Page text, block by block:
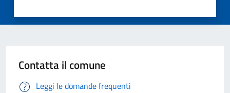
Contatta il comune
Leggi le domande frequenti